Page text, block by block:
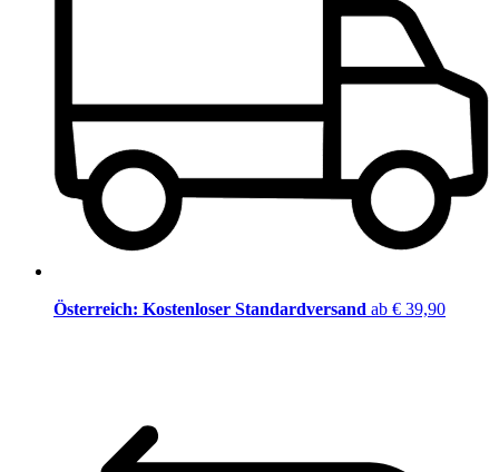
Österreich: Kostenloser Standardversand ab € 39,90